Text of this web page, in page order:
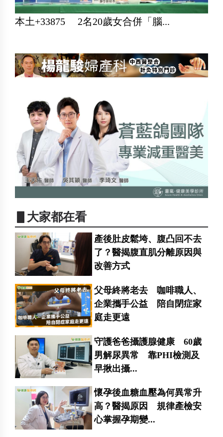
本土+33875 2名20歲女合併「腦...
▋大家都在看
產後肚皮鬆垮、腹凸回不去
了？醫揭腹直肌分離原因與
改善方式
父母終將老去 咖啡職人、
企業攜手公益 陪自閉症家
庭走更遠
守護爸爸攝護腺健康 60歲
男解尿異常 靠PHI檢測及
早揪出攝...
懷孕後血糖血壓為何異常升
高？醫揭原因 規律產檢安
心掌握孕期變...